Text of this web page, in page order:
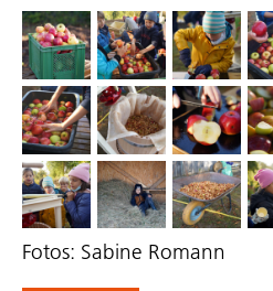
Fotos: Sabine Romann